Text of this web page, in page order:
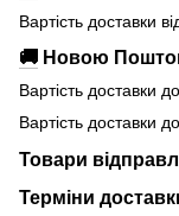
Вартість доставки
🚚 Новою
Вартість доставки
Вартість доставки
Товари
Терміни